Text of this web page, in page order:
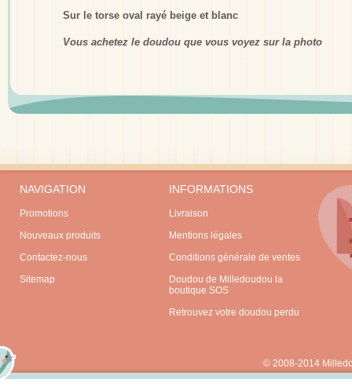
Sur le torse oval rayé beige et blanc
Vous achetez le doudou que vous voyez sur la photo
NAVIGATION
Promotions
Nouveaux produits
Contactez-nous
Sitemap
INFORMATIONS
Livraison
Mentions légales
Conditions générale de ventes
Doudou de Milledoudou la
boutique SOS
Retrouvez votre doudou perdu
© 2008-2014